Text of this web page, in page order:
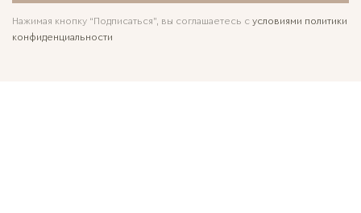
Нажимая кнопку “Подписаться”, вы соглашаетесь с условиями политики
конфиденциальности